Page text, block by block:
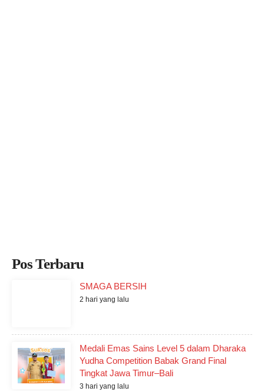
Pos Terbaru
SMAGA BERSIH
2 hari yang lalu
Medali Emas Sains Level 5 dalam Dharaka
Yudha Competition Babak Grand Final
Tingkat Jawa Timur–Bali
3 hari yang lalu